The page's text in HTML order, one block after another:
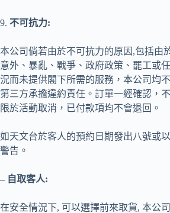
9. 不可抗力:
本公司倘若由於不可抗力的原因,包括由
意外、暴亂、戰爭、政府政策、罷工或
況而未提供閣下所需的服務，本公司均
第三方承擔違約責任。訂單一經確認，
限於活動取消，已付款項均不會退回。
如天文台於客人的預約日期發出八號或
警告。
– 自取客人:
在安全情況下, 可以選擇前來取貨, 本公